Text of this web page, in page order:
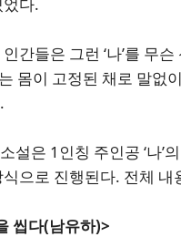
간들은 그런 ‘나’를 무
는 몸이 고정된 채로 말
설은 1인칭 주인공 ‘나
으로 진행된다. 전체
씹다(남유하)>